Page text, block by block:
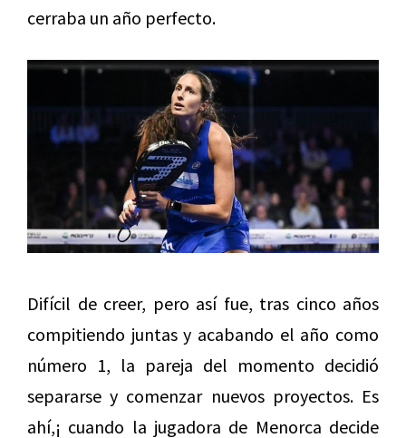
cerraba un año perfecto.
Difícil de creer, pero así fue, tras cinco años
compitiendo juntas y acabando el año como
número 1, la pareja del momento decidió
separarse y comenzar nuevos proyectos. Es
ahí,¡ cuando la jugadora de Menorca decide